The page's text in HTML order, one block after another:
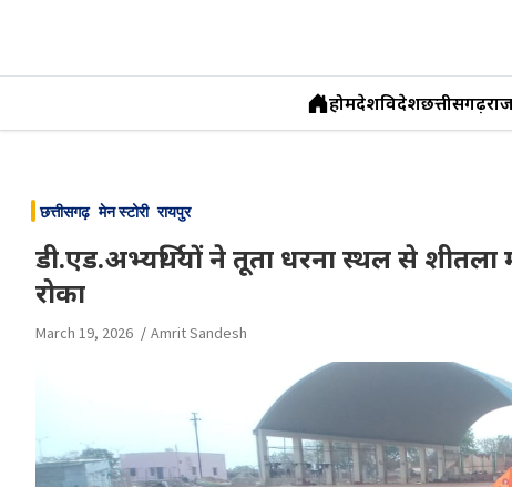
content
होमदेशविदेशछत्तीसगढ़
छत्तीसगढ़ मेन स्टोरी रायपुर
डी.एड.अभ्यर्थियों ने तूता धरना स्थल से
रोका
March 19, 2026 Amrit Sandesh